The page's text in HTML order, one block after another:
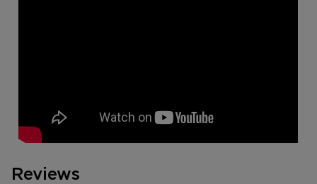
Reviews